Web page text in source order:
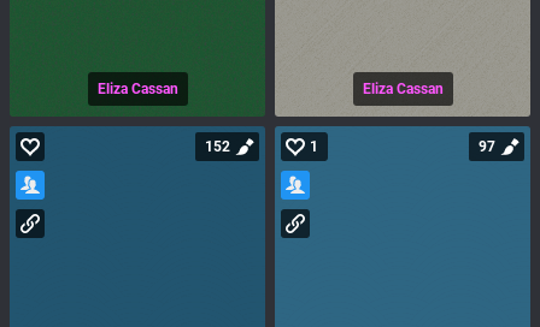
Eliza Cassan Eliza Cassan
152 1 97